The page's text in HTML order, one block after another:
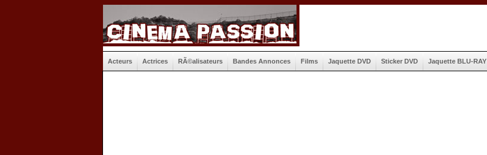
Acteurs Actrices RÃ©alisateurs Bandes Annonces Films Jaquette DVD Sticker DVD Jaquette BLU-RAY